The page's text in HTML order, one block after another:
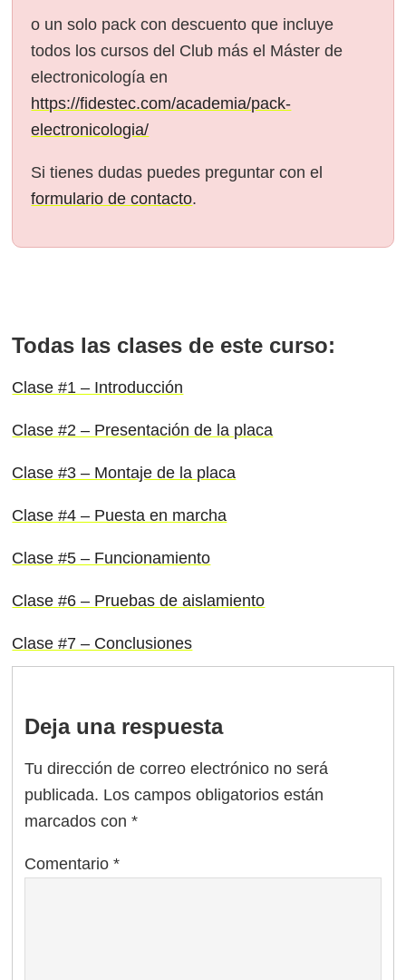
o un solo pack con descuento que incluye
todos los cursos del Club más el Máster de
electronicología en
https://fidestec.com/academia/pack-
electronicologia/
Si tienes dudas puedes preguntar con el
formulario de contacto.
Todas las clases de este curso:
Clase #1 – Introducción
Clase #2 – Presentación de la placa
Clase #3 – Montaje de la placa
Clase #4 – Puesta en marcha
Clase #5 – Funcionamiento
Clase #6 – Pruebas de aislamiento
Clase #7 – Conclusiones
Deja una respuesta
Tu dirección de correo electrónico no será
publicada. Los campos obligatorios están
marcados con*
Comentario*